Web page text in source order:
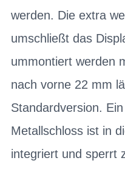
werden. Die extra
umschließt das
ummontiert werden
nach vorne 22 mm
Standardversion.
Metallschloss ist in
integriert und sperrt